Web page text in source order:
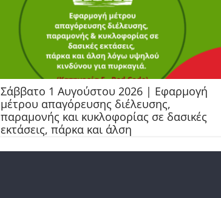
Σάββατο 1 Αυγούστου 2026 | Εφαρμογή
μέτρου απαγόρευσης διέλευσης,
παραμονής και κυκλοφορίας σε δασικές
εκτάσεις, πάρκα και άλση